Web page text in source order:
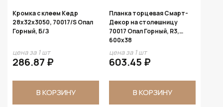
Кромка с клеем Кедр
28х32х3050, 70017/S Опал
Горный, Б/З
цена за 1 шт
286.87 ₽
В КОРЗИНУ
Планка торцевая Смарт-
Декор на столешницу
70017 Опал Горный, R3,
600x38
цена за 1 шт
603.45 ₽
В КОРЗИНУ